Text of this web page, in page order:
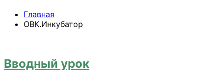
Главная
ОВК.Инкубатор
Вводный урок